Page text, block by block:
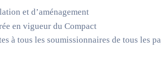
et d’aménagement
en vigueur du Compact
à tous les soumissionnaires de tous les